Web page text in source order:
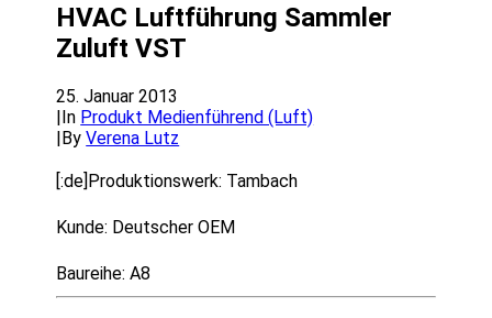
HVAC Luftführung Sammler
Zuluft VST
25. Januar 2013
|In Produkt Medienführend (Luft)
|ByVerena Lutz
[:de]Produktionswerk: Tambach
Kunde: Deutscher OEM
Baureihe: A8